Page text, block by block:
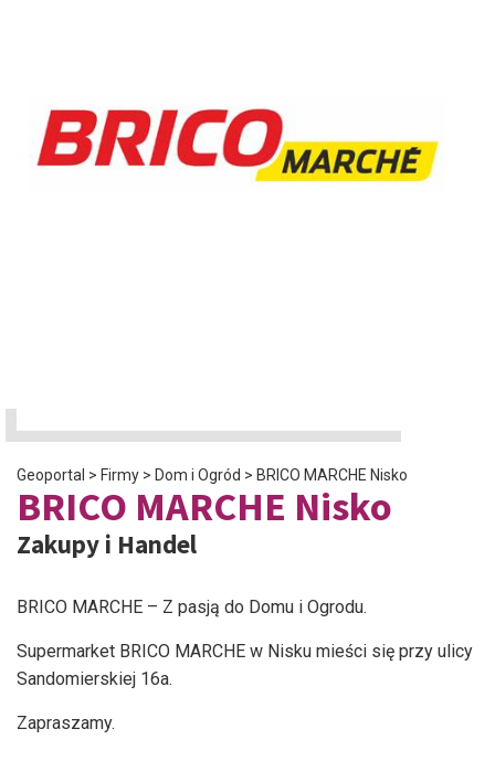
Geoportal > Firmy > Dom i Ogród > BRICO MARCHE Nisko
BRICO MARCHE Nisko
Zakupy i Handel
BRICO MARCHE – Z pasją do Domu i Ogrodu.
Supermarket BRICO MARCHE w Nisku mieści się przy ulicy
Sandomierskiej 16a.
Zapraszamy.